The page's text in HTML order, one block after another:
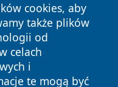
cookies, aby
także plików
od
celach
i
te mogą być
prawa zastrzeżone.